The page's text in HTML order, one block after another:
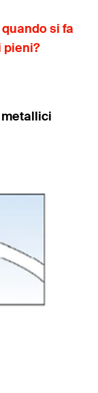
si fa
pieni?